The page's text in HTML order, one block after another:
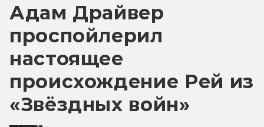
Адам Драйвер
проспойлерил
настоящее
происхождение Рей из
«Звёздных войн»